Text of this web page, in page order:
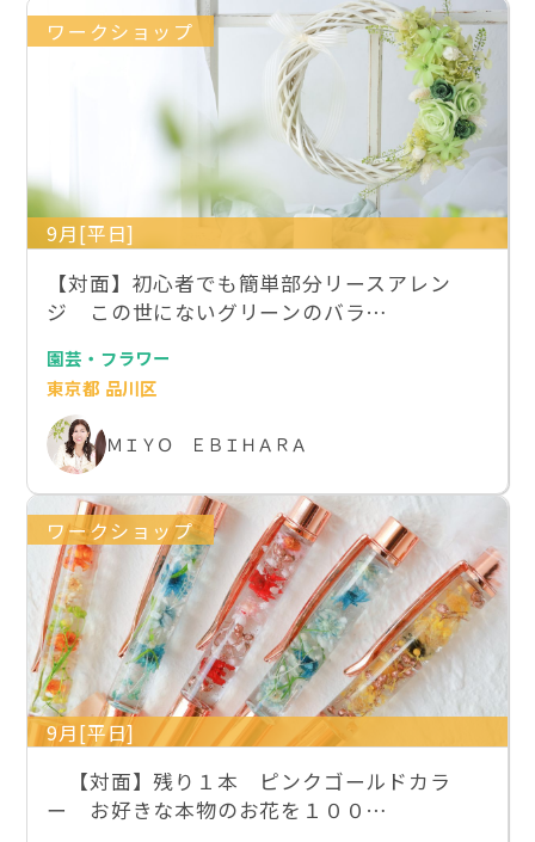
ワークショップ
9月[平日]
【対面】初心者でも簡単部分リースアレン
ジ この世にないグリーンのバラ…
園芸・フラワー
東京都 品川区
ＭＩＹＯ ＥＢＩＨＡＲＡ
ワークショップ
9月[平日]
【対面】残り１本 ピンクゴールドカラ
ー お好きな本物のお花を１００…